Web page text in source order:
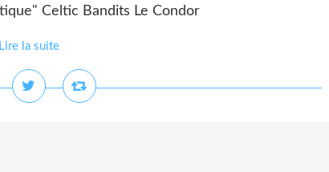
Celtic Bandits Le Condor
Lire la suite